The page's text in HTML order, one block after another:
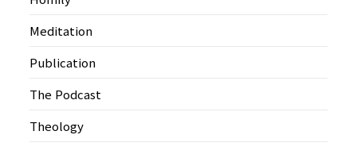
Meditation
Publication
The Podcast
Theology